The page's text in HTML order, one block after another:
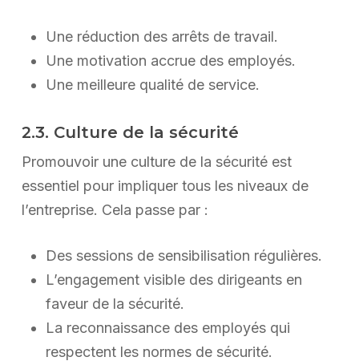
Une réduction des arrêts de travail.
Une motivation accrue des employés.
Une meilleure qualité de service.
2.3. Culture de la sécurité
Promouvoir une culture de la sécurité est
essentiel pour impliquer tous les niveaux de
l’entreprise. Cela passe par :
Des sessions de sensibilisation régulières.
L’engagement visible des dirigeants en
faveur de la sécurité.
La reconnaissance des employés qui
respectent les normes de sécurité.